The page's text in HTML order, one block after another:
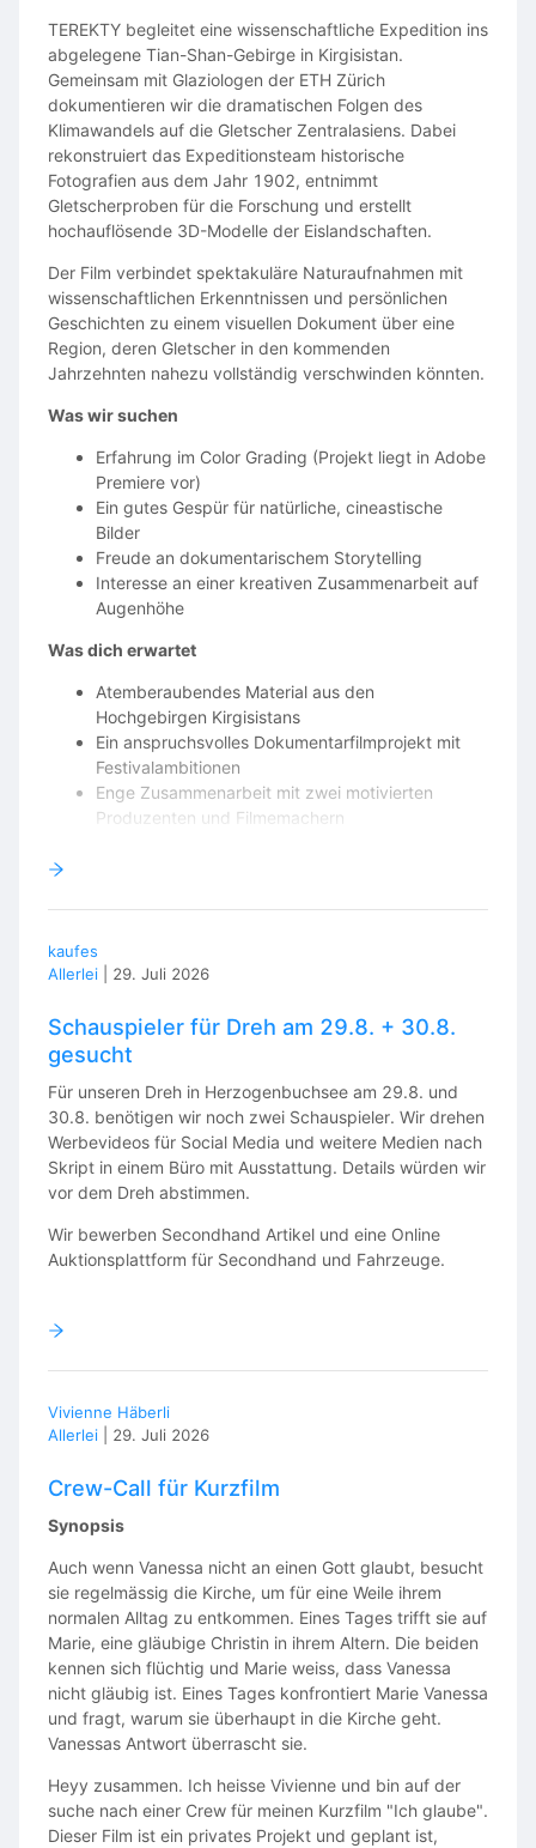
TEREKTY begleitet eine wissenschaftliche Expedition ins
abgelegene Tian-Shan-Gebirge in Kirgisistan.
Gemeinsam mit Glaziologen der ETH Zürich
dokumentieren wir die dramatischen Folgen des
Klimawandels auf die Gletscher Zentralasiens. Dabei
rekonstruiert das Expeditionsteam historische
Fotografien aus dem Jahr 1902, entnimmt
Gletscherproben für die Forschung und erstellt
hochauflösende 3D-Modelle der Eislandschaften.
Der Film verbindet spektakuläre Naturaufnahmen mit
wissenschaftlichen Erkenntnissen und persönlichen
Geschichten zu einem visuellen Dokument über eine
Region, deren Gletscher in den kommenden
Jahrzehnten nahezu vollständig verschwinden könnten.
Was wir suchen
Erfahrung im Color Grading (Projekt liegt in Adobe
Premiere vor)
Ein gutes Gespür für natürliche, cineastische
Bilder
Freude an dokumentarischem Storytelling
Interesse an einer kreativen Zusammenarbeit auf
Augenhöhe
Was dich erwartet
Atemberaubendes Material aus den
Hochgebirgen Kirgisistans
Ein anspruchsvolles Dokumentarfilmprojekt mit
Festivalambitionen
Enge Zusammenarbeit mit zwei motivierten
Produzenten und Filmemachern
Da es sich um eine unabhängige Produktion handelt,
Wir wünschen uns deshalb jemanden, der oder die
Freude daran hat, gemeinsam mit uns einen starken
mitzugestalten.
Wenn dich das Projekt anspricht, freuen wir uns über
eine kurze Nachricht aninfo@leonriener.com mit ein
paar Arbeitsproben oder deinem Showreel.
kaufes
Allerlei
29. Juli 2026
Schauspieler für Dreh am 29.8. + 30.8.
gesucht
Für unseren Dreh in Herzogenbuchsee am 29.8. und
30.8. benötigen wir noch zwei Schauspieler. Wir drehen
Werbevideos für Social Media und weitere Medien nach
Skript in einem Büro mit Ausstattung. Details würden wir
vor dem Dreh abstimmen.
Wir bewerben Secondhand Artikel und eine Online
Auktionsplattform für Secondhand und Fahrzeuge.
Vivienne Häberli
Allerlei
29. Juli 2026
Crew-Call für Kurzfilm
Synopsis
Auch wenn Vanessa nicht an einen Gott glaubt, besucht
sie regelmässig die Kirche, um für eine Weile ihrem
normalen Alltag zu entkommen. Eines Tages trifft sie auf
Marie, eine gläubige Christin in ihrem Altern. Die beiden
kennen sich flüchtig und Marie weiss, dass Vanessa
nicht gläubig ist. Eines Tages konfrontiert Marie Vanessa
und fragt, warum sie überhaupt in die Kirche geht.
Vanessas Antwort überrascht sie.
Heyy zusammen. Ich heisse Vivienne und bin auf der
suche nach einer Crew für meinen Kurzfilm "Ich glaube".
Dieser Film ist ein privates Projekt und geplant ist,